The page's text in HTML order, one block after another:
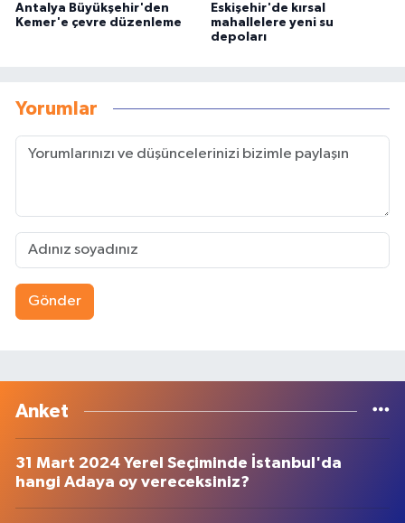
Antalya Büyükşehir'den
Kemer'e çevre düzenleme
Eskişehir'de kırsal
mahallelere yeni su
depoları
Yorumlar
Gönder
Anket
31 Mart 2024 Yerel Seçiminde İstanbul'da
hangi Adaya oy vereceksiniz?